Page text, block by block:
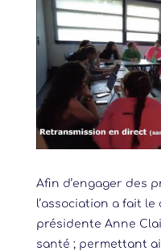
Afin d’engager des
l’association a fait
présidente Anne
santé ; permettant